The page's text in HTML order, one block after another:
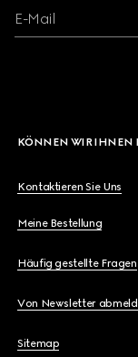
E-Mail
KÖNNEN WIR IHNEN
Kontaktieren Sie Uns
Meine Bestellung
Häufig gestellte Fragen
Von Newsletter
Sitemap